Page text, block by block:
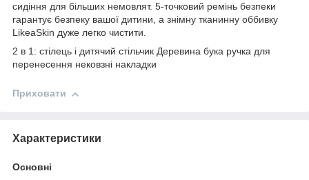
сидіння для більших немовлят. 5-точковий ремінь безпеки
гарантує безпеку вашої дитини, а знімну тканинну оббивку
LikeaSkin дуже легко чистити.
2 в 1: стілець і дитячий стільчик Деревина бука ручка для
перенесення нековзні накладки
Приховати
Характеристики
Основні